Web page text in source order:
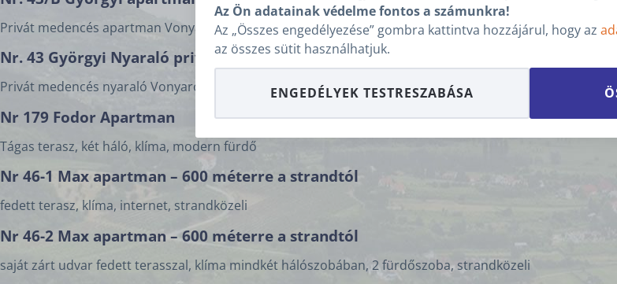
Az Ön adatainak védelme fontos a számunkra!
Az „Összes engedélyezése” gombra kattintva hozzájárul, hogy az
az összes sütit használhatjuk.
ENGEDÉLYEK TESTRESZABÁSA
Privát medencés apartman Vonyarcvashegyen zárt udvarral, strandközelben, légkondicionált
Nr. 43 Györgyi Nyaraló privát medencével, szaunával és 2 különálló lakrésszel
Privát medencés nyaraló Vonyarcvashegyen, zárt udvarral, szaunával, strandközelben, légkondicionált
Nr 179 Fodor Apartman
Tágas terasz, két háló, klíma, modern fürdő
Nr 46-1 Max apartman – 600 méterre a strandtól
fedett terasz, klíma, internet, strandközeli
Nr 46-2 Max apartman – 600 méterre a strandtól
saját zárt udvar fedett terasszal, klíma mindkét hálószobában, 2 fürdőszoba, strandközeli